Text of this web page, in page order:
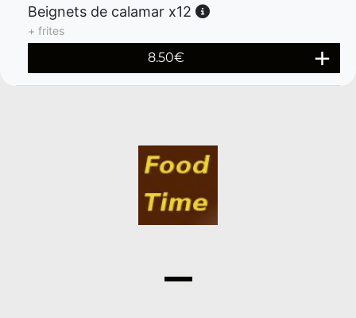
Beignets de calamar x12
+ frites
8.50€